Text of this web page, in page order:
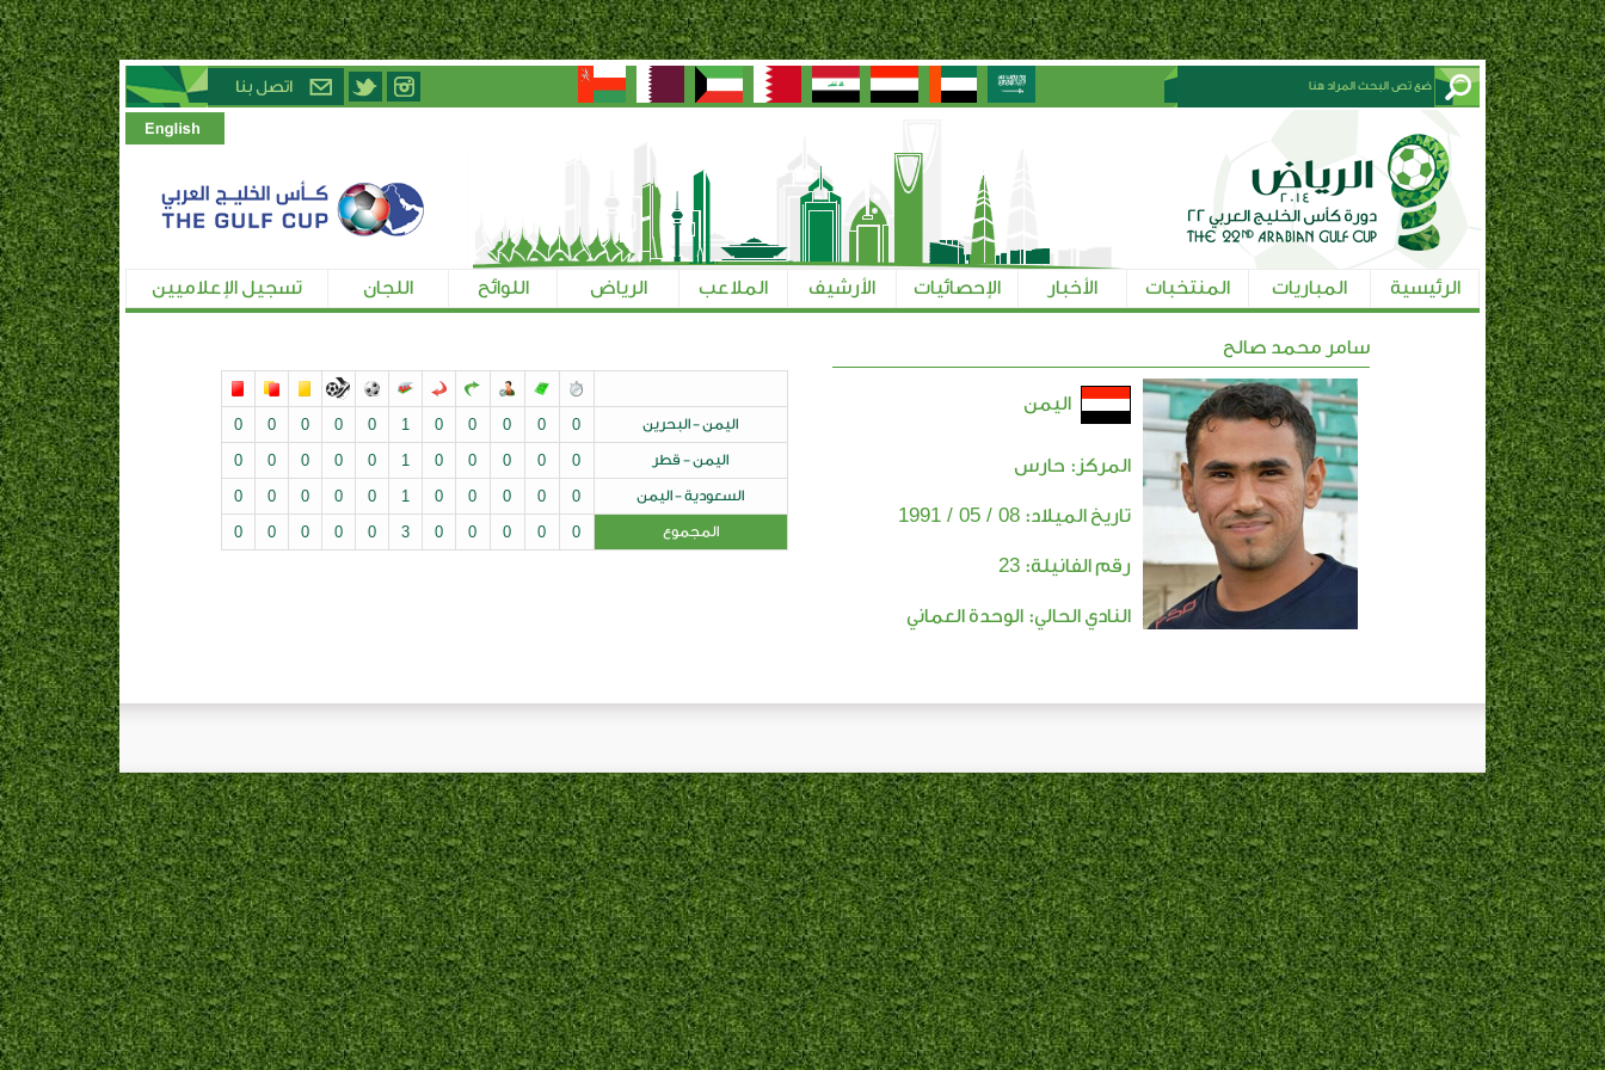
الرئيسية المباريات المنتخبات الأخبار الإحصائيات الأرشيف الملاعب الرياض اللوائح اللجان تسجيل الإعلاميين
سامر محمد صالح
اليمن
المركز: حارس
تاريخ الميلاد: 08 / 05 / 1991
رقم الفانيلة: 23
النادي الحالي: الوحدة العماني
اليمن - البحرين 0
0
0
0
0
1
0
0
0
0
0
اليمن - قطر 0
0
0
0
0
1
0
0
0
0
0
السعودية - اليمن 0
0
0
0
0
1
0
0
0
0
0
المجموع 0
0
0
0
0
3
0
0
0
0
0